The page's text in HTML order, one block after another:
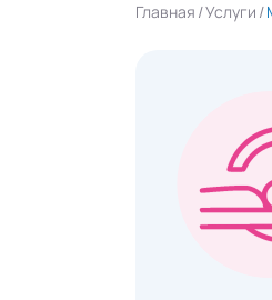
Главная Услуги